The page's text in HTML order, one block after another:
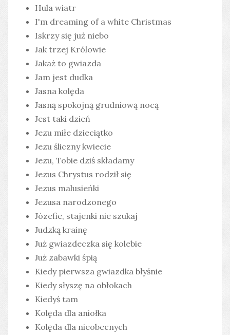
Hula wiatr
I'm dreaming of a white Christmas
Iskrzy się już niebo
Jak trzej Królowie
Jakaż to gwiazda
Jam jest dudka
Jasna kolęda
Jasną spokojną grudniową nocą
Jest taki dzień
Jezu miłe dzieciątko
Jezu śliczny kwiecie
Jezu, Tobie dziś składamy
Jezus Chrystus rodził się
Jezus malusieńki
Jezusa narodzonego
Józefie, stajenki nie szukaj
Judzką krainę
Już gwiazdeczka się kolebie
Już zabawki śpią
Kiedy pierwsza gwiazdka błyśnie
Kiedy słyszę na obłokach
Kiedyś tam
Kolęda dla aniołka
Kolęda dla nieobecnych